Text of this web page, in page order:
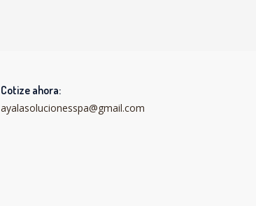
Cotize ahora:
ayalasolucionesspa@gmail.com